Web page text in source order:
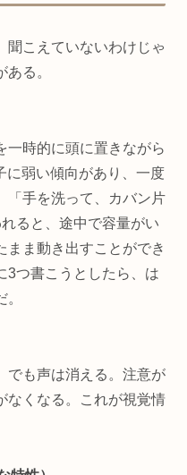
聞こえていないわけじゃ
る。
一時的に頭に置きながら
に弱い傾向があり、一度
「手を洗って、カバン片
ると、途中で容量がい
まま動き出すことができ
3つ書こうとしたら、は
でも声は消える。注意が
なくなる。これが視覚情